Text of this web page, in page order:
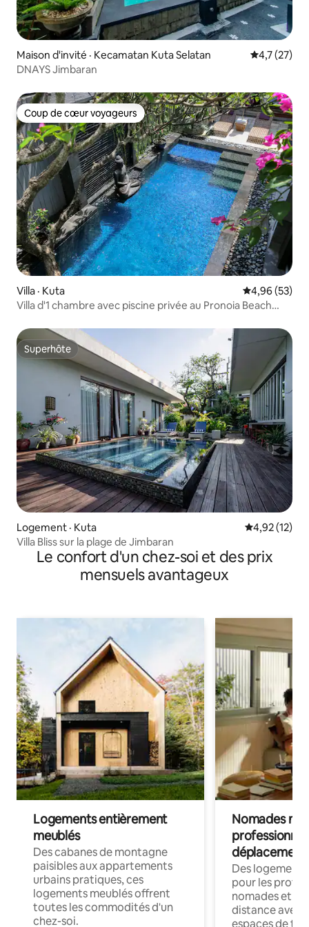
Maison d'invité · Kecamatan Kuta Selatan Note
4,7 (27)
DNAYS Jimbaran
Coup de cœur voyageurs
Coup de cœur voyageurs
Villa · Kuta Note
4,96 (53)
Villa d'1 chambre avec piscine privée au Pronoia Beach
Superhôte
Superhôte
Logement · Kuta Note
4,92 (12)
Villa Bliss sur la plage de Jimbaran
Le confort d'un chez-soi et des prix
mensuels avantageux
Logements entièrement
meublés
Des cabanes de montagne
paisibles aux appartements
urbains pratiques, ces
logements meublés offrent
toutes les commodités d'un
chez-soi.
Nomades
déplacement
Des
pour les
nomades et
distance avec
espaces de